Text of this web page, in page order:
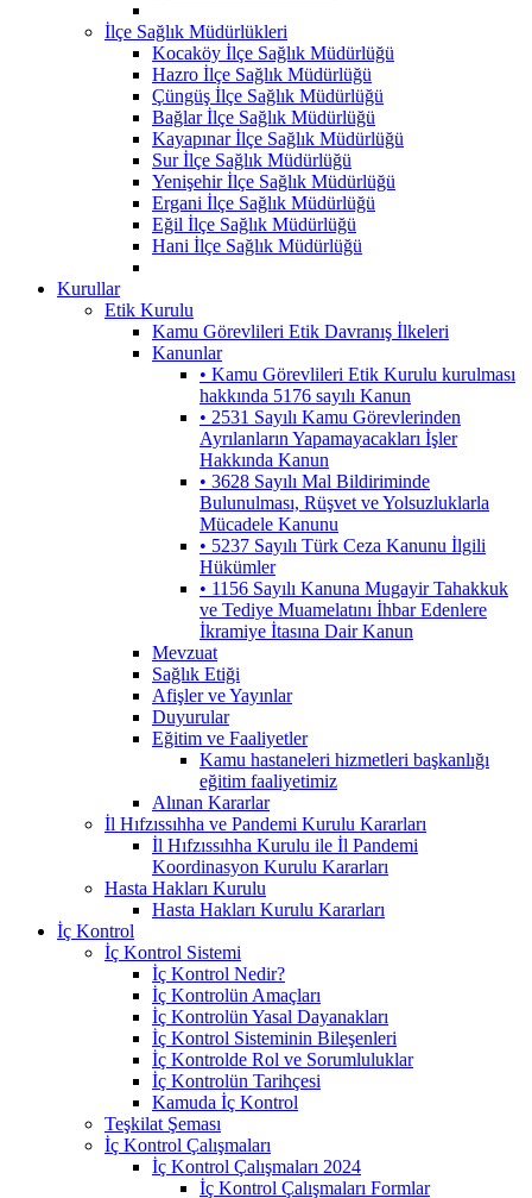
İlçe Sağlık Müdürlükleri
Kocaköy İlçe Sağlık Müdürlüğü
Hazro İlçe Sağlık Müdürlüğü
Çüngüş İlçe Sağlık Müdürlüğü
Bağlar İlçe Sağlık Müdürlüğü
Kayapınar İlçe Sağlık Müdürlüğü
Sur İlçe Sağlık Müdürlüğü
Yenişehir İlçe Sağlık Müdürlüğü
Ergani İlçe Sağlık Müdürlüğü
Eğil İlçe Sağlık Müdürlüğü
Hani İlçe Sağlık Müdürlüğü
Kurullar
Etik Kurulu
Kamu Görevlileri Etik Davranış İlkeleri
Kanunlar
• Kamu Görevlileri Etik Kurulu kurulması
hakkında 5176 sayılı Kanun
• 2531 Sayılı Kamu Görevlerinden
Ayrılanların Yapamayacakları İşler
Hakkında Kanun
• 3628 Sayılı Mal Bildiriminde
Bulunulması, Rüşvet ve Yolsuzluklarla
Mücadele Kanunu
• 5237 Sayılı Türk Ceza Kanunu İlgili
Hükümler
• 1156 Sayılı Kanuna Mugayir Tahakkuk
ve Tediye Muamelatını İhbar Edenlere
İkramiye İtasına Dair Kanun
Mevzuat
Sağlık Etiği
Afişler ve Yayınlar
Duyurular
Eğitim ve Faaliyetler
Kamu hastaneleri hizmetleri başkanlığı
eğitim faaliyetimiz
Alınan Kararlar
İl Hıfzıssıhha ve Pandemi Kurulu Kararları
İl Hıfzıssıhha Kurulu ile İl Pandemi
Koordinasyon Kurulu Kararları
Hasta Hakları Kurulu
Hasta Hakları Kurulu Kararları
İç Kontrol
İç Kontrol Sistemi
İç Kontrol Nedir?
İç Kontrolün Amaçları
İç Kontrolün Yasal Dayanakları
İç Kontrol Sisteminin Bileşenleri
İç Kontrolde Rol ve Sorumluluklar
İç Kontrolün Tarihçesi
Kamuda İç Kontrol
Teşkilat Şeması
İç Kontrol Çalışmaları
İç Kontrol Çalışmaları 2024
İç Kontrol Çalışmaları Formlar